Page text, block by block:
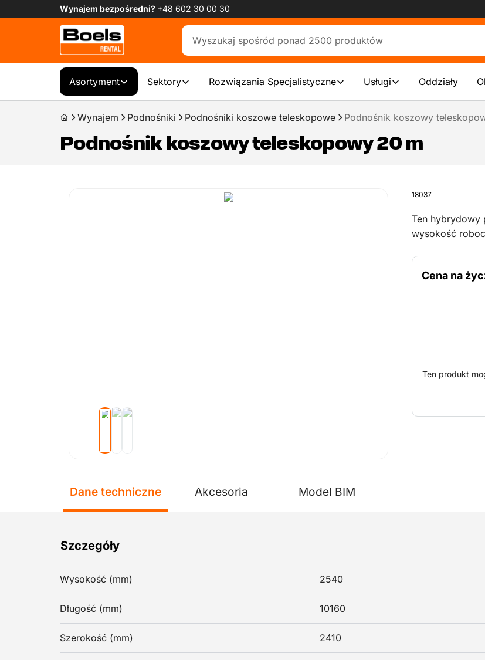
Wynajem bezpośredni? +48 602 30 00 30
Asortyment Sektory Rozwiązania Specjalistyczne Usługi Oddziały
Wynajem Podnośniki Podnośniki koszowe teleskopowe Podnośnik koszowy
Podnośnik koszowy teleskopowy 20 m
18037
Ten hybrydowy
wysokość
Dzięki
(kierowanej),
Cena na
Ten produkt
Dane techniczne
Szczegóły
Wysokość (mm) 2540
Długość (mm) 10160
Szerokość (mm) 2410
Akcesoria Model BIM